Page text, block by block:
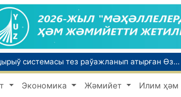
Қайта қамсызландырыў системасы тез раўажланып атырған Өзбекстан экономикасы ушын не береди?
Ташкент аўыр атлетика бойынша Азия чемпионатына таярланбақта
раўажланыў мақсетлери айлығы
Экономика Жәмийет Илим ҳәм